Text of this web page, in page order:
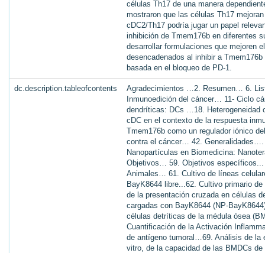
células Th17 de una manera
mostraron que las células Th17
cDC2/Th17 podría jugar un papel
inhibición de Tmem176b en diferentes
desarrollar formulaciones que mejoren
desencadenados al inhibir a
basada en el bloqueo de PD-1.
dc.description.tableofcontents
Agradecimientos …2. Resumen… 6.
Inmunoedición del cáncer… 11- Ciclo
dendríticas: DCs …18. Heterogeneidad
cDC en el contexto de la respuesta
Tmem176b como un regulador iónico
contra el cáncer… 42.
Nanopartículas en Biomedicina:
Objetivos… 59. Objetivos
Animales… 61. Cultivo de líneas
BayK8644 libre...62. Cultivo primario
de la presentación cruzada en células
cargadas con BayK8644 (NP-
células detríticas de la médula ósea
Cuantificación de la Activación
de antígeno tumoral…69. Análisis de la
vitro, de la capacidad de las BMDCs